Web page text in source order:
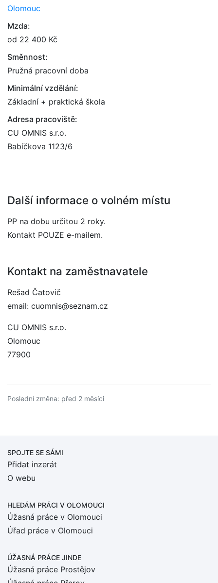
Olomouc
Mzda:
od 22 400 Kč
Směnnost:
Pružná pracovní doba
Minimální vzdělání:
Základní + praktická škola
Adresa pracoviště:
CU OMNIS s.r.o.
Babíčkova 1123/6
Další informace o volném místu
PP na dobu určitou 2 roky.
Kontakt POUZE e-mailem.
Kontakt na zaměstnavatele
Rešad Čatovič
email: cuomnis@seznam.cz
CU OMNIS s.r.o.
Olomouc
77900
Poslední změna: před 2 měsíci
SPOJTE SE SÁMI
Přidat inzerát
O webu
HLEDÁM PRÁCI V OLOMOUCI
Úžasná práce v Olomouci
Úřad práce v Olomouci
ÚŽASNÁ PRÁCE JINDE
Úžasná práce Prostějov